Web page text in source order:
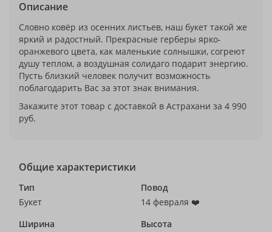
Описание
Словно ковёр из осенних листьев, наш букет такой же
яркий и радостный. Прекрасные герберы ярко-
оранжевого цвета, как маленькие солнышки, согреют
душу теплом, а воздушная солидаго подарит энергию.
Пусть близкий человек получит возможность
поблагодарить Вас за этот знак внимания.
Закажите этот товар с доставкой в Астрахани за 4 990
руб.
Общие характеристики
Тип
Букет
Повод
14 февраля ❤️
Ширина
Высота